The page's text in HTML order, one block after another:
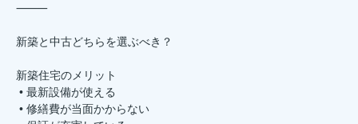
⸻
新築と中古どちらを選ぶべき？
新築住宅のメリット
• 最新設備が使える
• 修繕費が当面かからない